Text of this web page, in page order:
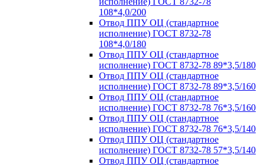
108*4,0/200
Отвод ППУ ОЦ (стандартное
исполнение) ГОСТ 8732-78
108*4,0/180
Отвод ППУ ОЦ (стандартное
исполнение) ГОСТ 8732-78 89*3,5/180
Отвод ППУ ОЦ (стандартное
исполнение) ГОСТ 8732-78 89*3,5/160
Отвод ППУ ОЦ (стандартное
исполнение) ГОСТ 8732-78 76*3,5/160
Отвод ППУ ОЦ (стандартное
исполнение) ГОСТ 8732-78 76*3,5/140
Отвод ППУ ОЦ (стандартное
исполнение) ГОСТ 8732-78 57*3,5/140
Отвод ППУ ОЦ (стандартное